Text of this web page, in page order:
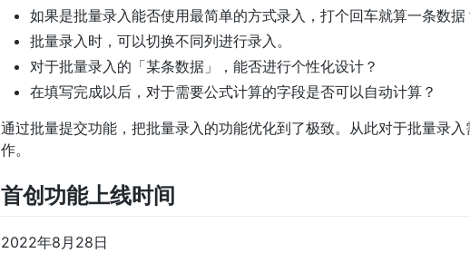
如果是批量录入能否使用最简单的方式录入，打个回车就算一条数据
批量录入时，可以切换不同列进行录入。
对于批量录入的「某条数据」，能否进行个性化设计？
在填写完成以后，对于需要公式计算的字段是否可以自动计算？
通过批量提交功能，把批量录入的功能优化到了极致。从此对于批量录
作。
首创功能上线时间
2022年8月28日